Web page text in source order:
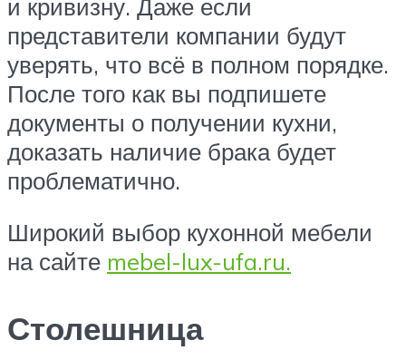
и кривизну. Даже если
представители компании будут
уверять, что всё в полном порядке.
После того как вы подпишете
документы о получении кухни,
доказать наличие брака будет
проблематично.
Широкий выбор кухонной мебели
на сайте mebel-lux-ufa.ru.
Столешница